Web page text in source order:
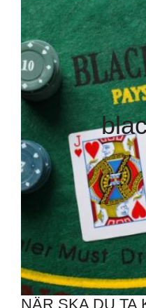
NÄR SKA DU TA